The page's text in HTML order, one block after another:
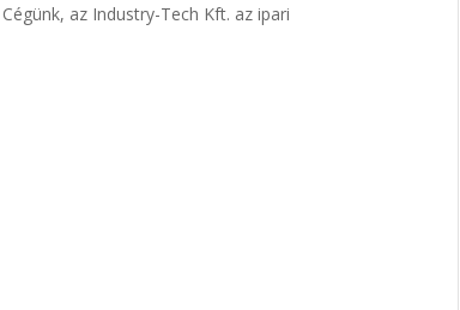
az Industry-Tech Kft. az ipari